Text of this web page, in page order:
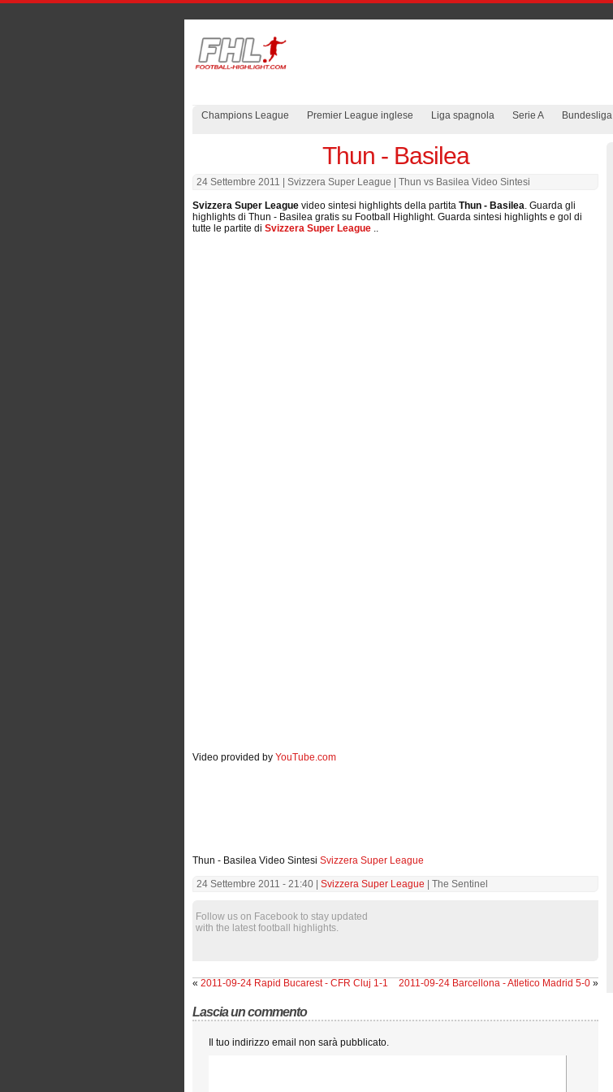
Champions League Premier League inglese Liga spagnola Serie A Bundesliga
Thun - Basilea
24 Settembre 2011 | Svizzera Super League | Thun vs Basilea Video Sintesi
Svizzera Super League video sintesi highlights della partita Thun - Basilea. Guarda gli
highlights di Thun - Basilea gratis su Football Highlight. Guarda sintesi highlights e gol di
tutte le partite di Svizzera Super League ..
Video provided by YouTube.com
Thun - Basilea Video Sintesi Svizzera Super League
24 Settembre 2011 - 21:40 | Svizzera Super League | The Sentinel
Follow us on Facebook to stay updated
with the latest football highlights.
« 2011-09-24 Rapid Bucarest - CFR Cluj 1-1 2011-09-24 Barcellona - Atletico Madrid 5-0 »
Lascia un commento
Il tuo indirizzo email non sarà pubblicato.